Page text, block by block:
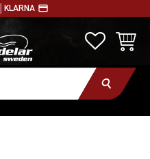
KLARNA payment